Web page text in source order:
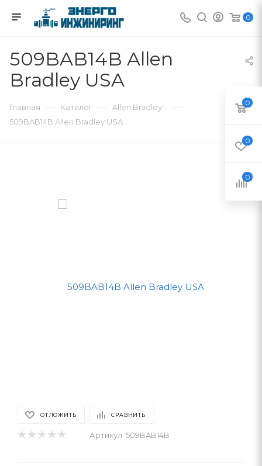
0
509BAB14B Allen
Bradley USA
Главная — Каталог — Allen Bradley —
509BAB14B Allen Bradley USA
ОТЛОЖИТЬ СРАВНИТЬ
Артикул: 509BAB14B
0
0
0